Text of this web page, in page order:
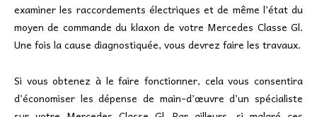
examiner les raccordements électriques et de même l’état du
moyen de commande du klaxon de votre Mercedes Classe Gl.
Une fois la cause diagnostiquée, vous devrez faire les travaux.
Si vous obtenez à le faire fonctionner, cela vous consentira
d’économiser les dépense de main-d’œuvre d’un spécialiste